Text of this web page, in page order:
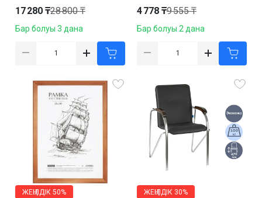
585*670*270 мм, черная
17 280 ₸28 800 ₸
Бар болуы 3 дана
4 778 ₸9 555 ₸
Бар болуы 2 дана
ЖЕҢІЛДІК 50% ЖЕҢІЛДІК 30%